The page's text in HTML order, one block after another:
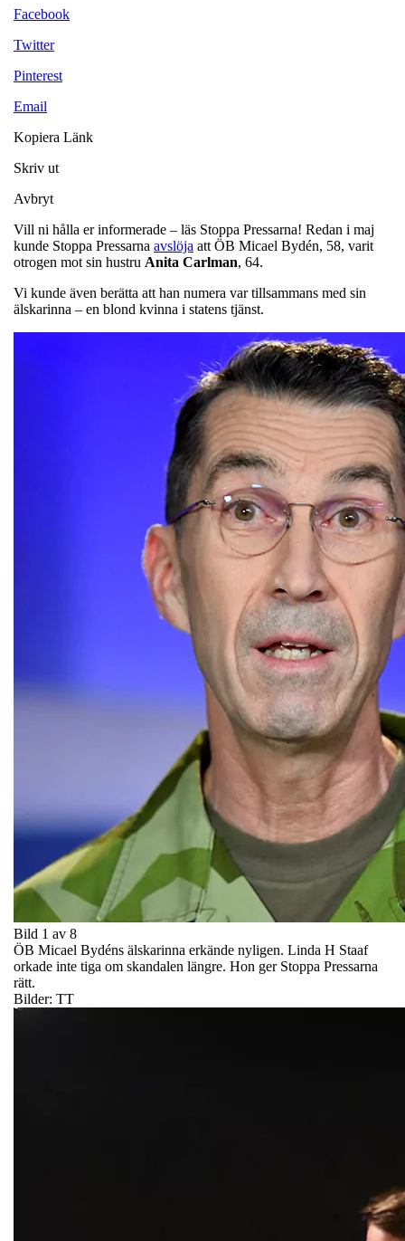
Facebook
Twitter
Pinterest
Email
Kopiera Länk
Skriv ut
Avbryt
Vill ni hålla er informerade – läs Stoppa Pressarna! Redan i maj
kunde Stoppa Pressarna avslöja att ÖB Micael Bydén, 58, varit
otrogen mot sin hustru Anita Carlman, 64.
Vi kunde även berätta att han numera var tillsammans med sin
älskarinna – en blond kvinna i statens tjänst.
Bild 1 av 8
ÖB Micael Bydéns älskarinna erkände nyligen. Linda H Staaf
orkade inte tiga om skandalen längre. Hon ger Stoppa Pressarna
rätt.
Bilder: TT